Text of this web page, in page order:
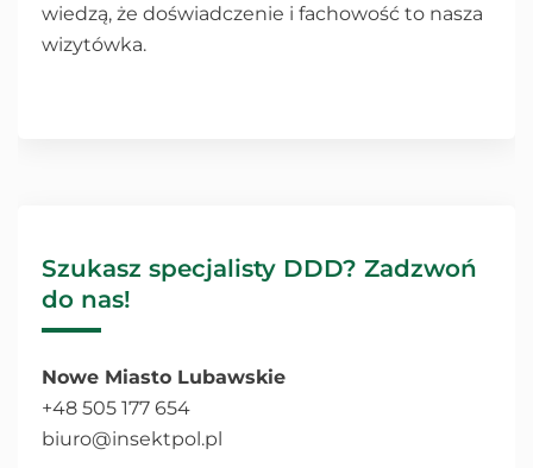
wiedzą, że doświadczenie i fachowość to nasza
wizytówka.
Szukasz specjalisty DDD? Zadzwoń
do nas!
Nowe Miasto Lubawskie
+48 505 177 654
biuro@insektpol.pl